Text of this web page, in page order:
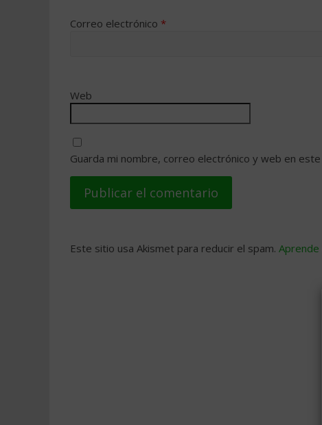
Correo electrónico *
Web
Guarda mi nombre, correo electrónico y web en
Este sitio usa Akismet para reducir el spam.